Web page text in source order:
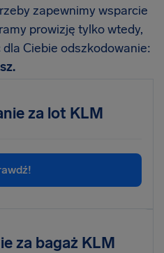
zapewnimy wsparcie
prowizję tylko wtedy,
Ciebie odszkodowanie:
za lot KLM
za bagaż KLM